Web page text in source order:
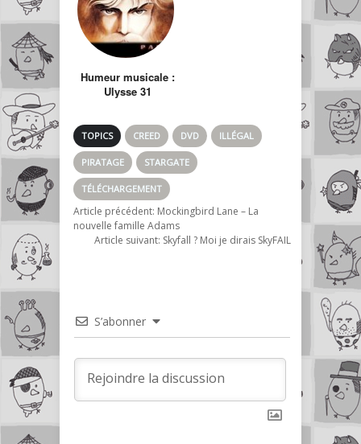
Humeur musicale :
Ulysse 31
TOPICS CREED DVD ILLÉGAL
PIRATAGE STARGATE
TÉLÉCHARGEMENT
Article précédent: Mockingbird Lane – La
nouvelle famille Adams
Article suivant: Skyfall ? Moi je dirais SkyFAIL
S’abonner